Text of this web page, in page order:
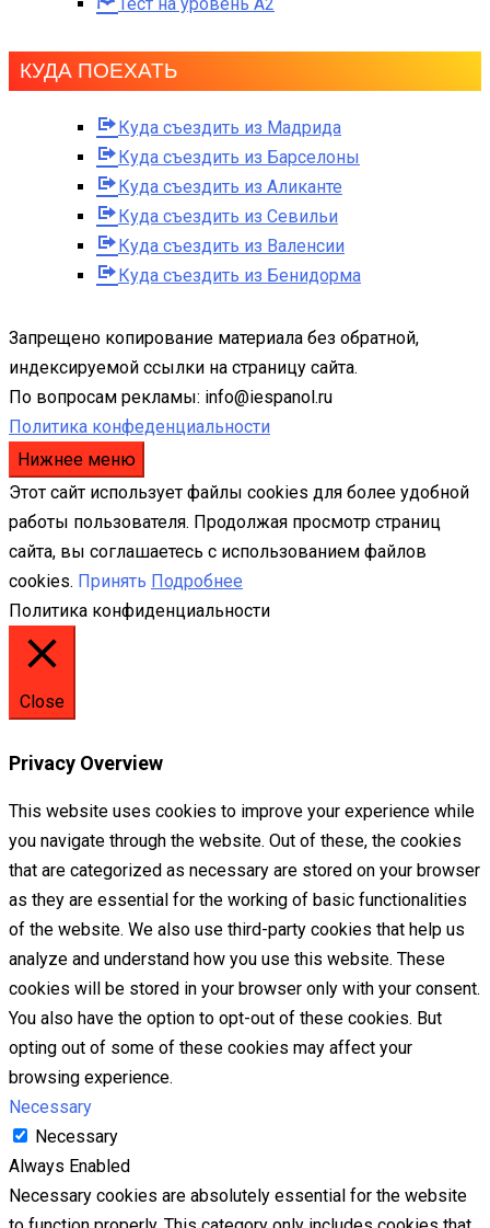
Тест на уровень A2
КУДА ПОЕХАТЬ
Куда съездить из Мадрида
Куда съездить из Барселоны
Куда съездить из Аликанте
Куда съездить из Севильи
Куда съездить из Валенсии
Куда съездить из Бенидорма
Запрещено копирование материала без обратной,
индексируемой ссылки на страницу сайта.
По вопросам рекламы: info@iespanol.ru
Политика конфеденциальности
Нижнее меню
Этот сайт использует файлы cookies для более удобной
работы пользователя. Продолжая просмотр страниц
сайта, вы соглашаетесь с использованием файлов
cookies. Принять Подробнее
Политика конфиденциальности
Close
Privacy Overview
This website uses cookies to improve your experience while
you navigate through the website. Out of these, the cookies
that are categorized as necessary are stored on your browser
as they are essential for the working of basic functionalities
of the website. We also use third-party cookies that help us
analyze and understand how you use this website. These
cookies will be stored in your browser only with your consent.
You also have the option to opt-out of these cookies. But
opting out of some of these cookies may affect your
browsing experience.
Necessary
Necessary
Always Enabled
Necessary cookies are absolutely essential for the website